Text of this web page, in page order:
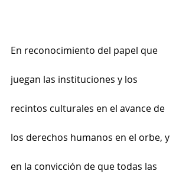
En reconocimiento del papel que
juegan las instituciones y los
recintos culturales en el avance de
los derechos humanos en el orbe, y
en la convicción de que todas las